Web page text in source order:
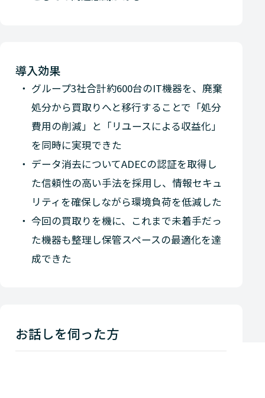
導入効果
グループ3社合計約600台のIT機器を、廃棄
処分から買取りへと移行することで「処分
費用の削減」と「リユースによる収益化」
を同時に実現できた
データ消去についてADECの認証を取得し
た信頼性の高い手法を採用し、情報セキュ
リティを確保しながら環境負荷を低減した
今回の買取りを機に、これまで未着手だっ
た機器も整理し保管スペースの最適化を達
成できた
お話しを伺った方